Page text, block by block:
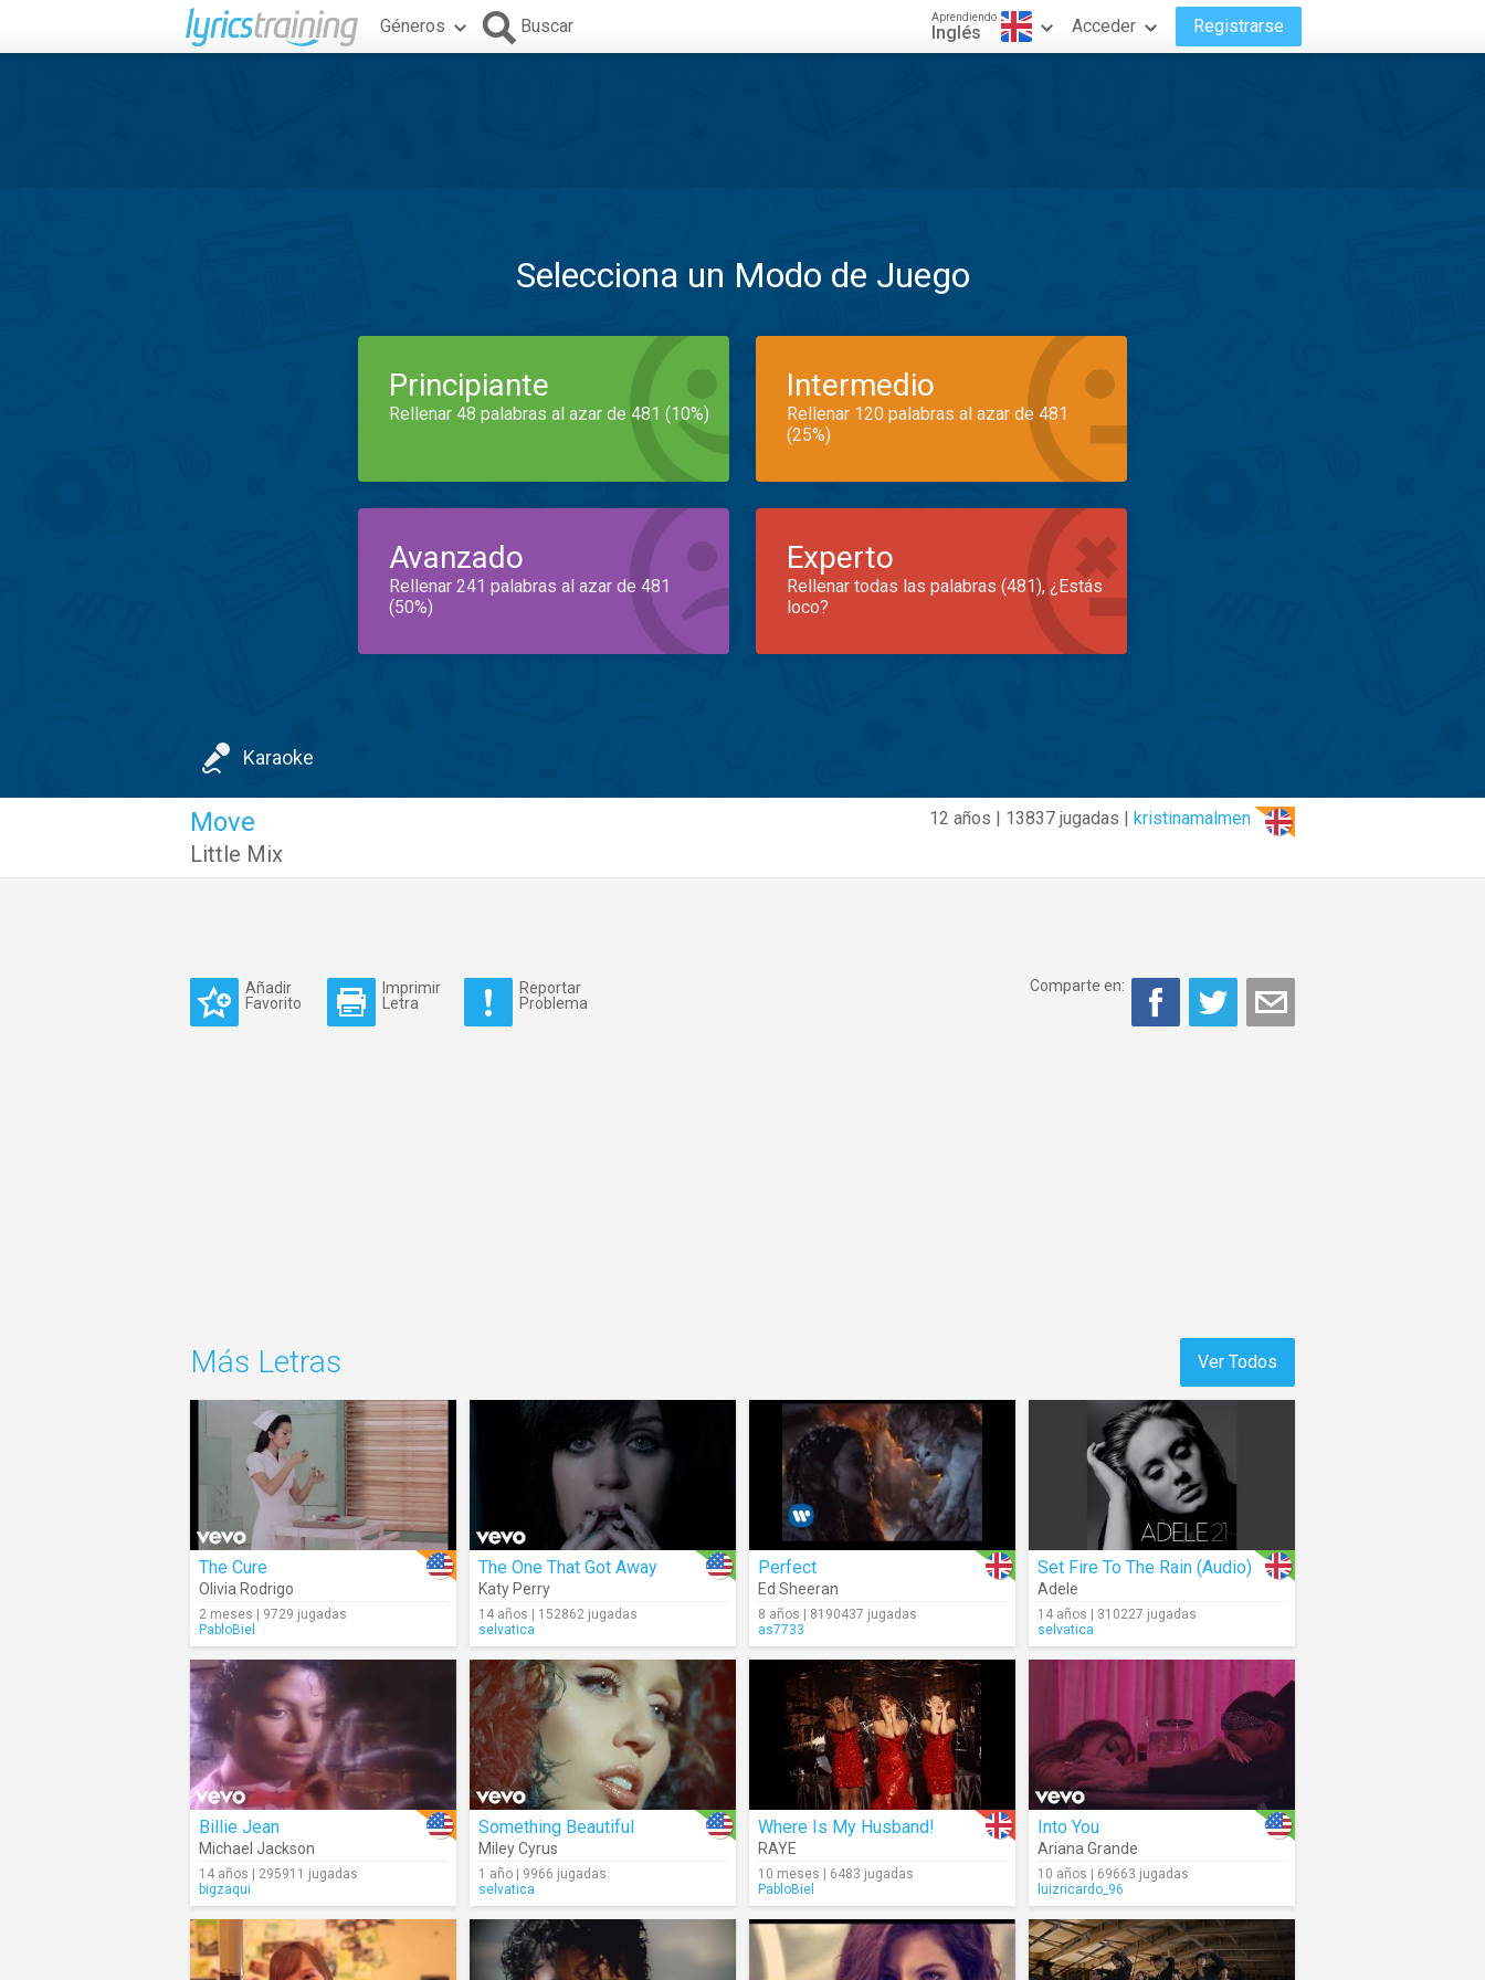
Géneros Buscar Aprendiendo
Inglés Acceder Registrarse
Selecciona un Modo de Juego
Principiante
Rellenar 48 palabras al azar de 481 (10%)
Intermedio
Rellenar 120 palabras al azar de 481
(25%)
Avanzado
Rellenar 241 palabras al azar de 481
(50%)
Experto
Rellenar todas las palabras (481), ¿Estás
loco?
Karaoke
12 años | 13837 jugadas | kristinamalmen
Move
Little Mix
Añadir
Favorito
Imprimir
Letra
Reportar
Problema
Comparte en:
Ver Todos
Más Letras
The Cure
Olivia Rodrigo
2 meses | 9729 jugadas
PabloBiel
The One That Got Away
Katy Perry
14 años | 152862 jugadas
selvatica
Perfect
Ed Sheeran
8 años | 8190437 jugadas
as7733
Set Fire To The Rain (Audio)
Adele
14 años | 310227 jugadas
selvatica
Billie Jean
Michael Jackson
14 años | 295911 jugadas
bigzaqui
Something Beautiful
Miley Cyrus
1 año | 9966 jugadas
selvatica
Where Is My Husband!
RAYE
10 meses | 6483 jugadas
PabloBiel
Into You
Ariana Grande
10 años | 69663 jugadas
luizricardo_96